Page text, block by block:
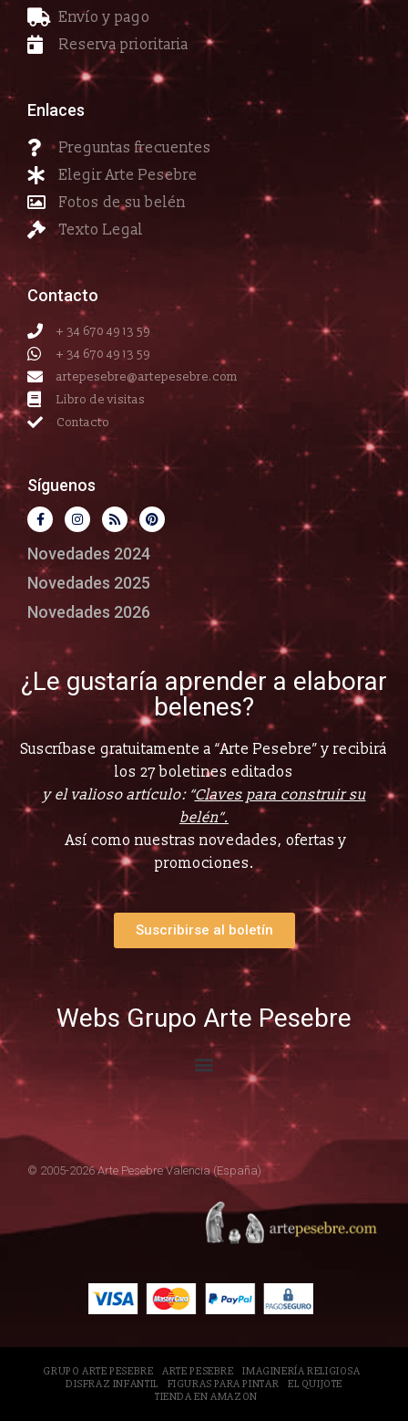
Envío y pago
Reserva prioritaria
Enlaces
Preguntas frecuentes
Elegir Arte Pesebre
Fotos de su belén
Texto Legal
Contacto
+ 34 670 49 13 59
+ 34 670 49 13 59
artepesebre@artepesebre.com
Libro de visitas
Contacto
Síguenos
Novedades 2024
Novedades 2025
Novedades 2026
¿Le gustaría aprender a elaborar
belenes?
Suscríbase gratuitamente a “Arte Pesebre” y recibirá
los 27 boletines editados
y el valioso artículo: “Claves para construir su
belén”.
Así como nuestras novedades, ofertas y
promociones.
Suscribirse al boletín
Webs Grupo Arte Pesebre
© 2005-2026 Arte Pesebre Valencia (España)
GRUPO ARTE PESEBRE ARTE PESEBRE
IMAGINERÍA RELIGIOSA
DISFRAZ INFANTIL
FIGURAS PARA PINTAR
EL QUIJOTE
TIENDA EN AMAZON